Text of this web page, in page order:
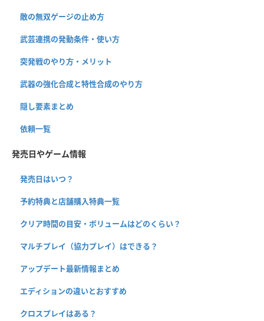
敵の無双ゲージの止め方
武芸連携の発動条件・使い方
突発戦のやり方・メリット
武器の強化合成と特性合成のやり方
隠し要素まとめ
依頼一覧
発売日やゲーム情報
発売日はいつ？
予約特典と店舗購入特典一覧
クリア時間の目安・ボリュームはどのくらい？
マルチプレイ（協力プレイ）はできる？
アップデート最新情報まとめ
エディションの違いとおすすめ
クロスプレイはある？